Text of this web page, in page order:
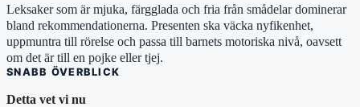
Leksaker som är mjuka, färgglada och fria från smådelar dominerar
bland rekommendationerna. Presenten ska väcka nyfikenhet,
uppmuntra till rörelse och passa till barnets motoriska nivå, oavsett
om det är till en pojke eller tjej.
SNABB ÖVERBLICK
Detta vet vi nu